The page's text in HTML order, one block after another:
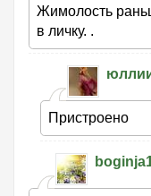
Жимолость
в личку. .
Пристроено